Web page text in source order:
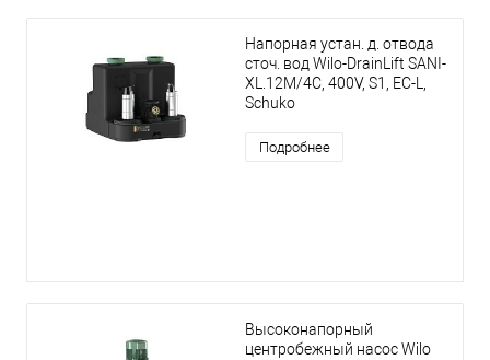
Напорная устан. д. отвода
сточ. вод Wilo-DrainLift SANI-
XL.12M/4C, 400V, S1, EC-L,
Schuko
Подробнее
Высоконапорный
центробежный насос Wilo